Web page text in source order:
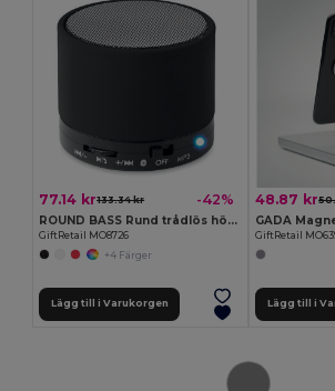
77.14 kr133.34 kr -42%
ROUND BASS Rund trådlös högtalare yta
GiftRetail MO8726
+4 Färger
Lägg till i Varukorgen
48.87 kr
GADA
GiftRetail
Lägg till i